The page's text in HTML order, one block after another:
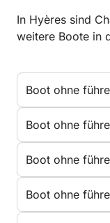
In Hyères sind
weitere Boote in
Boot ohne
Boot ohne
Boot ohne
Boot ohne